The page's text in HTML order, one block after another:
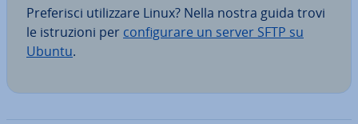
Pre­fe­ri­sci uti­liz­za­re Linux? Nella nostra guida trovi
le istru­zio­ni per con­fi­gu­ra­re un server SFTP su
Ubuntu.